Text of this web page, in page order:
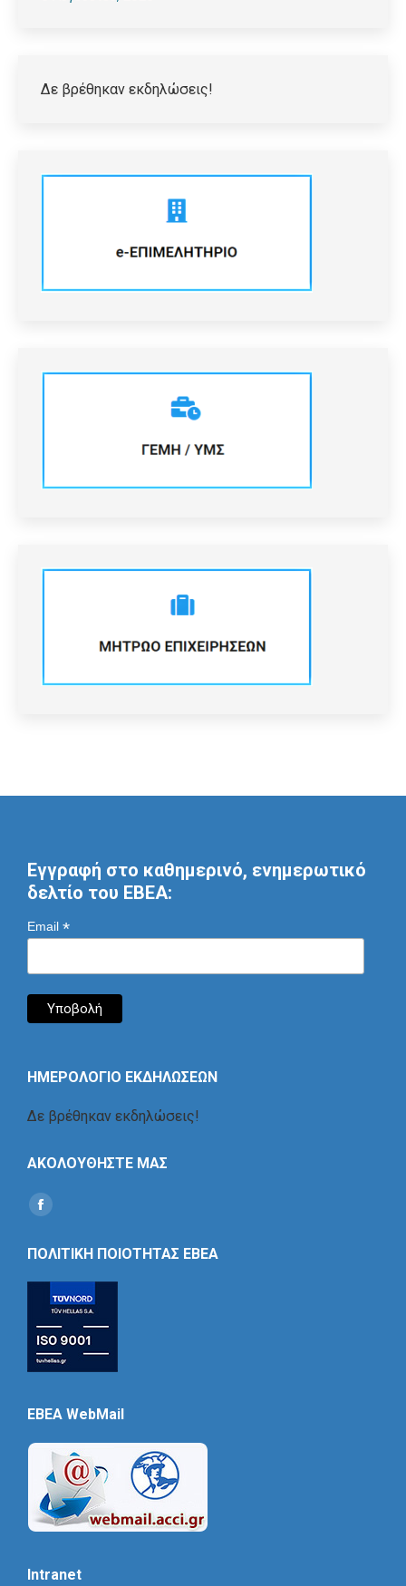
Δε βρέθηκαν εκδηλώσεις!
Εγγραφή στο καθημερινό, ενημερωτικό
δελτίο του ΕΒΕΑ:
Email *
ΗΜΕΡΟΛΟΓΙΟ ΕΚΔΗΛΩΣΕΩΝ
Δε βρέθηκαν εκδηλώσεις!
ΑΚΟΛΟΥΘΗΣΤΕ ΜΑΣ
Find us on:
Social
ΠΟΛΙΤΙΚΗ ΠΟΙΟΤΗΤΑΣ ΕΒΕΑ
EBEA WebMail
Intranet